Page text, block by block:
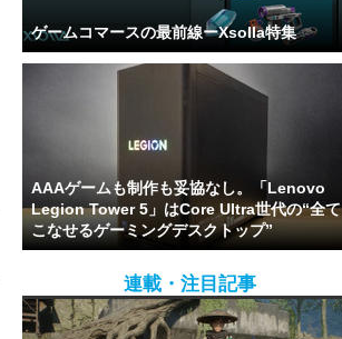
ゲームコマースの最前線ーXsolla特集
AAAゲームも制作も妥協なし。「Lenovo
Legion Tower 5」はCore Ultra世代の“全て
こなせるゲーミングデスクトップ”
連載・注目記事